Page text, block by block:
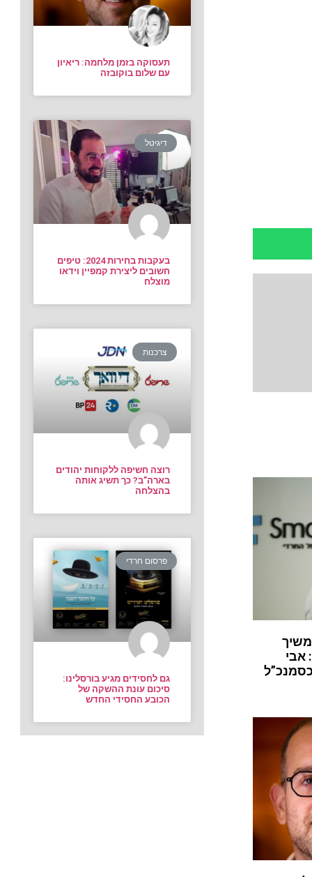
אבי
תעסוקה בזמן מלחמה: ריאיון
עם שלום בוקובזה
דיגיטל
בעקבות בחירות 2024: טיפים
חשובים ליצירת קמפיין וידאו
מוצלח
צרכנות
רוצה חשיפה ללקוחות יהודים
בארה”ב? כך תשיג אותה
בהצלחה
פרסום חרדי
גם לחסידים מגיע בורסלינו:
סיכום עונת ההשקה של
הכובע החסידי החדש